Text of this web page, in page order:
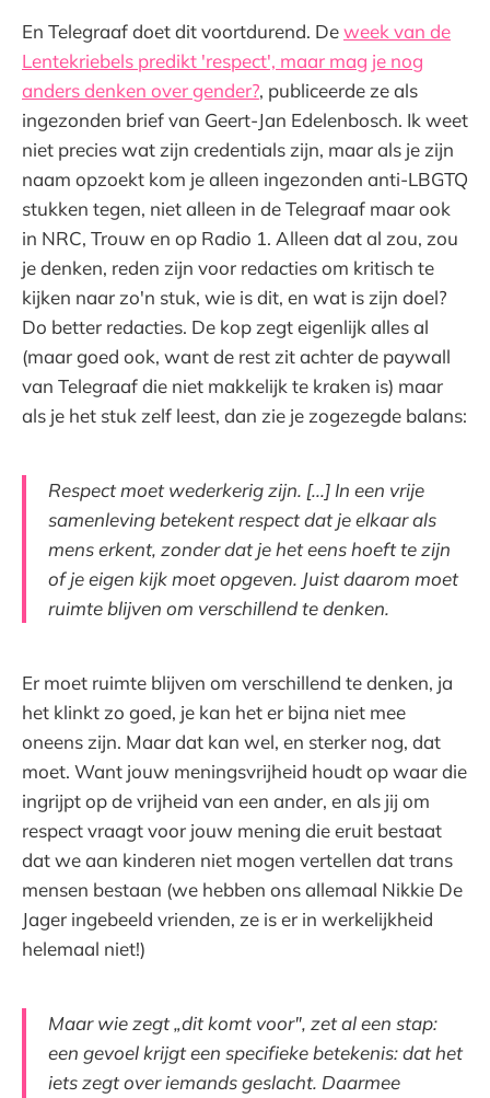
En Telegraaf doet dit voortdurend. Deweek van de
Lentekriebels predikt 'respect', maar mag je nog
anders denken over gender?, publiceerde ze als
ingezonden brief van Geert-Jan Edelenbosch. Ik weet
niet precies wat zijn credentials zijn, maar als je zijn
naam opzoekt kom je alleen ingezonden anti-LBGTQ
stukken tegen, niet alleen in de Telegraaf maar ook
in NRC, Trouw en op Radio 1. Alleen dat al zou, zou
je denken, reden zijn voor redacties om kritisch te
kijken naar zo'n stuk, wie is dit, en wat is zijn doel?
Do better redacties. De kop zegt eigenlijk alles al
(maar goed ook, want de rest zit achter de paywall
van Telegraaf die niet makkelijk te kraken is) maar
als je het stuk zelf leest, dan zie je zogezegde balans:
Respect moet wederkerig zijn. [...] In een vrije
samenleving betekent respect dat je elkaar als
mens erkent, zonder dat je het eens hoeft te zijn
of je eigen kijk moet opgeven. Juist daarom moet
ruimte blijven om verschillend te denken.
Er moet ruimte blijven om verschillend te denken, ja
het klinkt zo goed, je kan het er bijna niet mee
oneens zijn. Maar dat kan wel, en sterker nog, dat
moet. Want jouw meningsvrijheid houdt op waar die
ingrijpt op de vrijheid van een ander, en als jij om
respect vraagt voor jouw mening die eruit bestaat
dat we aan kinderen niet mogen vertellen dat trans
mensen bestaan (we hebben ons allemaal Nikkie De
Jager ingebeeld vrienden, ze is er in werkelijkheid
helemaal niet!)
Maar wie zegt „dit komt voor", zet al een stap:
een gevoel krijgt een specifieke betekenis: dat het
iets zegt over iemands geslacht. Daarmee